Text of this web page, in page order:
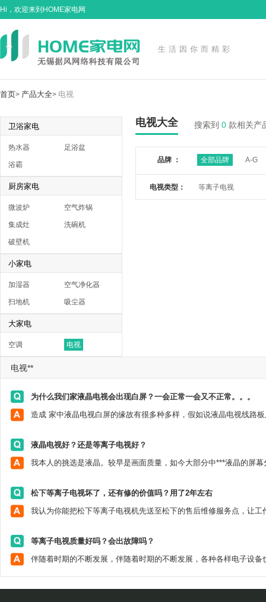
Hi，欢迎来到HOME家电网
生活因你而精彩
首页> 产品大全> 电视
卫浴家电
热水器 足浴盆
浴霸
厨房家电
微波炉 空气炸锅
集成灶 洗碗机
破壁机
小家电
加湿器 空气净化器
扫地机 吸尘器
大家电
空调 电视
电视大全 搜索到 0 款相关产
品牌 ： 全部品牌 A-G
电视类型： 等离子电视
电视**
为什么我们家液晶电视会出现白屏？一会正常一会又不正常。。。
液晶电视好？还是等离子电视好？
松下等离子电视坏了，还有修的价值吗？用了2年左右
等离子电视质量好吗？会出故障吗？